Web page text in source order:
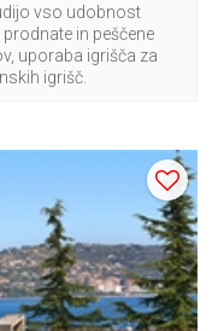
vso udobnost
in peščene
uporaba igrišča za
igrišč.